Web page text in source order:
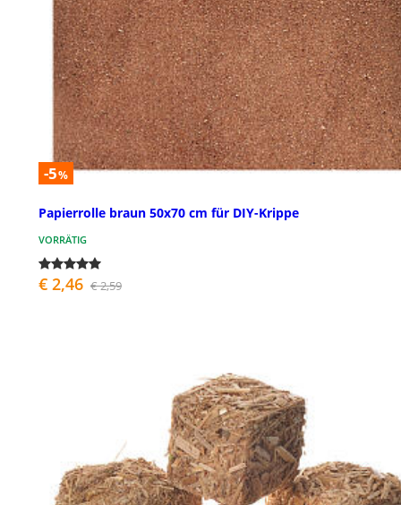
-5%
Papierrolle braun 50x70 cm für DIY-Krippe
VORRÄTIG
€ 2,46 € 2,59